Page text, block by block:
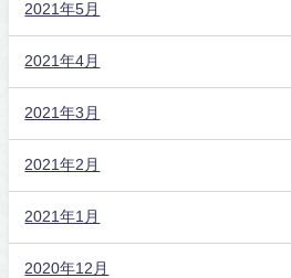
2021年5月
2021年4月
2021年3月
2021年2月
2021年1月
2020年12月